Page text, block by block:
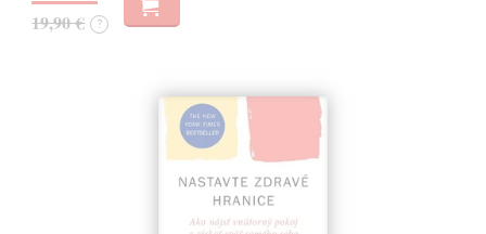
19,90 € ?